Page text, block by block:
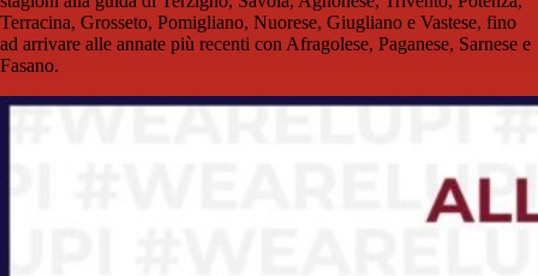
Terracina, Grosseto, Pomigliano, Nuorese, Giugliano e Vastese, fino
ad arrivare alle annate più recenti con Afragolese, Paganese, Sarnese e
Fasano.